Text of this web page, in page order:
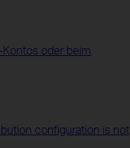
oder beim
configuration is not